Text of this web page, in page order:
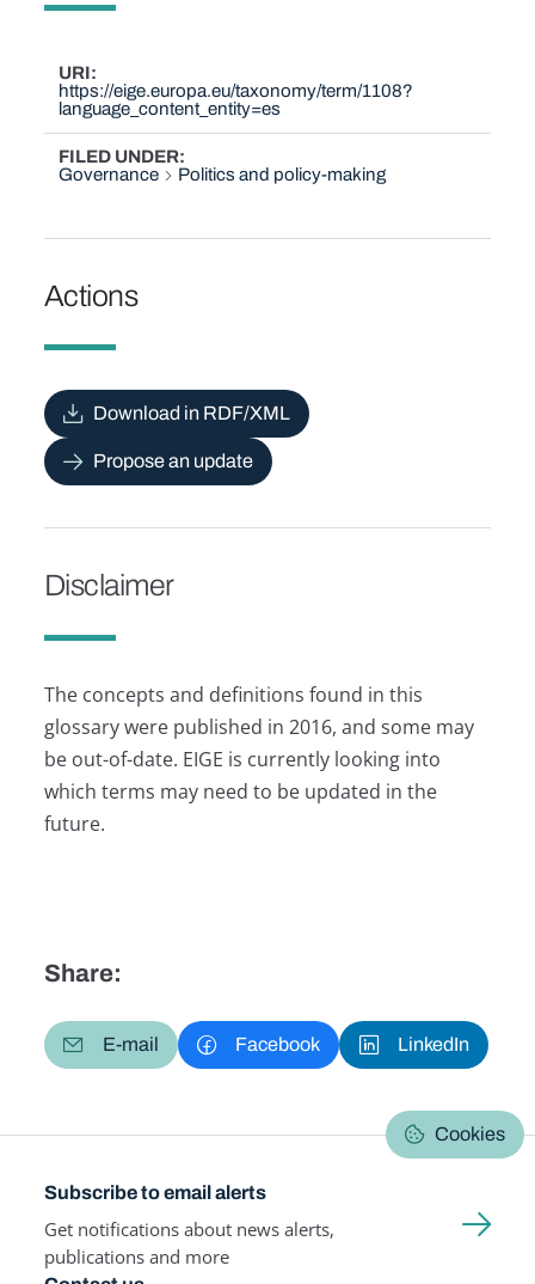
URI
https://eige.europa.eu/taxonomy/term/1108?
language_content_entity=es
FILED UNDER
Governance
Politics and policy-making
Actions
Download in RDF/XML
Propose an update
Disclaimer
The concepts and definitions found in this
glossary were published in 2016, and some may
be out-of-date. EIGE is currently looking into
which terms may need to be updated in the
future.
Share:
E-mail Facebook LinkedIn
Cookies
Subscribe to email alerts
Get notifications about news alerts,
publications and more